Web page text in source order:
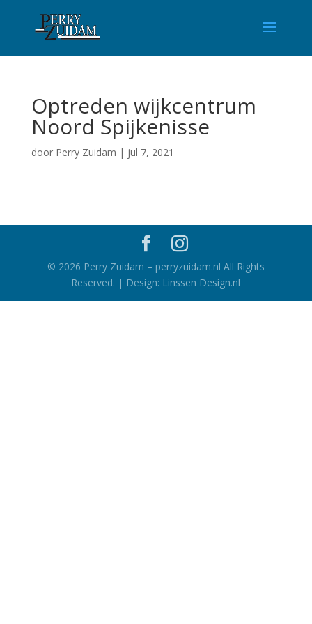
Optreden wijkcentrum
Noord Spijkenisse
door Perry Zuidam | jul 7, 2021
© 2026 Perry Zuidam – perryzuidam.nl All Rights
Reserved. | Design: Linssen Design.nl